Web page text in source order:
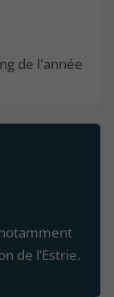
de l'année
de l’Estrie.